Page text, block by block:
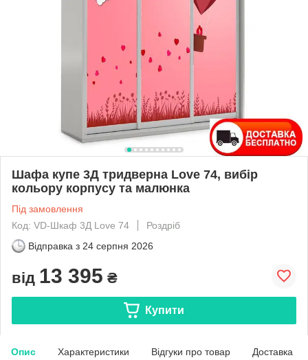
Шафа купе 3Д тридверна Love 74, вибір
кольору корпусу та малюнка
Під замовлення
Код: VD-Шкаф 3Д Love 74
Роздріб
Відправка з 24 серпня 2026
від 13 395 ₴
Купити
Опис Характеристики Відгуки про товар Доставка